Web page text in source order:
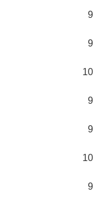
9
9
10
9
9
10
9